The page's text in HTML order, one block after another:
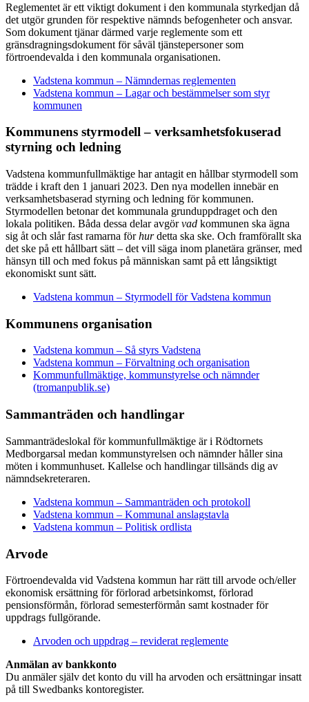
Reglementet är ett viktigt dokument i den kommunala styrkedjan då
det utgör grunden för respektive nämnds befogenheter och ansvar.
Som dokument tjänar därmed varje reglemente som ett
gränsdragningsdokument för såväl tjänstepersoner som
förtroendevalda i den kommunala organisationen.
Vadstena kommun – Nämndernas reglementen
Vadstena kommun – Lagar och bestämmelser som styr
kommunen
Kommunens styrmodell – verksamhetsfokuserad
styrning och ledning
Vadstena kommunfullmäktige har antagit en hållbar styrmodell som
trädde i kraft den 1 januari 2023. Den nya modellen innebär en
verksamhetsbaserad styrning och ledning för kommunen.
Styrmodellen betonar det kommunala grunduppdraget och den
lokala politiken. Båda dessa delar avgörvad kommunen ska ägna
sig åt och slår fast ramarna förhurdetta ska ske. Och framförallt ska
det ske på ett hållbart sätt – det vill säga inom planetära gränser, med
hänsyn till och med fokus på människan samt på ett långsiktigt
ekonomiskt sunt sätt.
Vadstena kommun – Styrmodell för Vadstena kommun
Kommunens organisation
Vadstena kommun – Så styrs Vadstena
Vadstena kommun – Förvaltning och organisation
Kommunfullmäktige, kommunstyrelse och nämnder
(tromanpublik.se)
Sammanträden och handlingar
Sammanträdeslokal för kommunfullmäktige är i Rödtornets
Medborgarsal medan kommunstyrelsen och nämnder håller sina
möten i kommunhuset. Kallelse och handlingar tillsänds dig av
nämndsekreteraren.
Vadstena kommun – Sammanträden och protokoll
Vadstena kommun – Kommunal anslagstavla
Vadstena kommun – Politisk ordlista
Arvode
Förtroendevalda vid Vadstena kommun har rätt till arvode och/eller
ekonomisk ersättning för förlorad arbetsinkomst, förlorad
pensionsförmån, förlorad semesterförmån samt kostnader för
uppdrags fullgörande.
Arvoden och uppdrag – reviderat reglemente
Anmälan av bankkonto
Du anmäler själv det konto du vill ha arvoden och ersättningar insatt
på till Swedbanks kontoregister.